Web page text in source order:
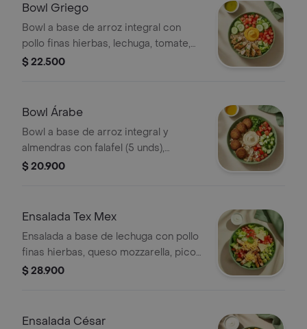
Bowl Griego
Bowl a base de arroz integral con
pollo finas hierbas, lechuga, tomate,
pepino, cilantro y hummus de
wrap.
$ 22.500
Bowl Árabe
Bowl a base de arroz integral y
almendras con falafel (5 unds),
hummus de garbanzo, tomate, pepino,
acompañes con un sándwich o wrap.
$ 20.900
Ensalada Tex Mex
Ensalada a base de lechuga con pollo
finas hierbas, queso mozzarella, pico
de gallo, aguacate, totopos triturados
un sándwich o wrap.
$ 28.900
Ensalada César